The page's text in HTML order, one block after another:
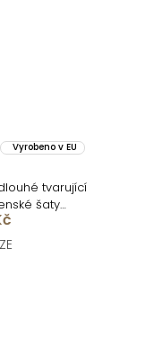
Vyrobeno v EU
tvarující
šaty
s výstřihem